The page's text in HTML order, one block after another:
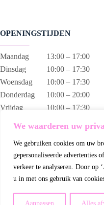
We waarderen uw
We gebruiken cookies om uw
gepersonaliseerde advertenties
verkeer te analyseren. Door op
u in met ons gebruik van
Aanpassen Alles
Wij gebruiken cookies om
ervaring op
OPENINGSTIJDEN
Maandag
13:00 – 17:00
Dinsdag
10:00 – 17:30
Woensdag
10:00 – 17:30
Donderdag
10:00 – 20:00
Vrijdag
10:00 – 17:30
13:00 – 17:00